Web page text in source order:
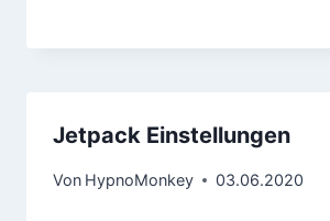
Jetpack Einstellungen
Von HypnoMonkey 03.06.2020